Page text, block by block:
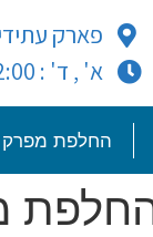
פארק עתידים 2185 בניין 4 קומה 1, תל אביב
א' , ד' : 16:00-22:00
החלפת מפרק